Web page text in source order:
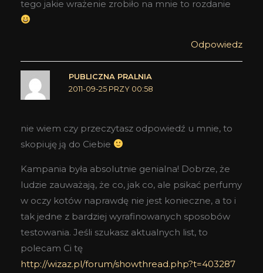
tego jakie wrażenie zrobiło na mnie to rozdanie
Odpowiedz
PUBLICZNA PRALNIA
2011-09-25 PRZY 00:58
nie wiem czy przeczytasz odpowiedź u mnie, to
skopiuję ją do Ciebie
Kampania była absolutnie genialna! Dobrze, że
ludzie zauważają, że co, jak co, ale psikać perfumy
w oczy kotów naprawdę nie jest konieczne, a to i
tak jedne z bardziej wyrafinowanych sposobów
testowania. Jeśli szukasz aktualnych list, to
polecam Ci tę
http://wizaz.pl/forum/showthread.php?t=403287